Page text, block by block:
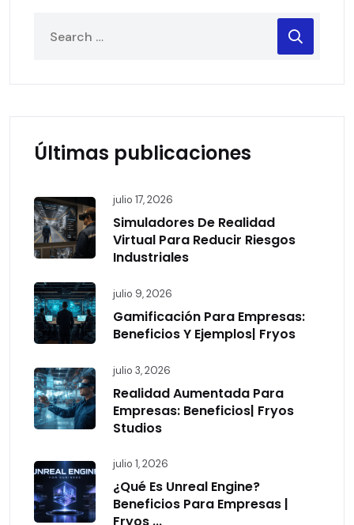
Últimas publicaciones
julio 17, 2026
Simuladores De Realidad
Virtual Para Reducir Riesgos
Industriales
julio 9, 2026
Gamificación Para Empresas:
Beneficios Y Ejemplos| Fryos
julio 3, 2026
Realidad Aumentada Para
Empresas: Beneficios| Fryos
Studios
julio 1, 2026
¿Qué Es Unreal Engine?
Beneficios Para Empresas |